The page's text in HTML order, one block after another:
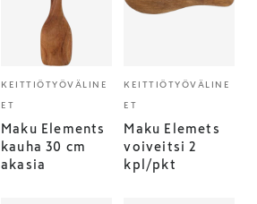
KEITTIÖTYÖVÄLINE
ET
Maku Elements
kauha 30 cm
akasia
KEITTIÖTYÖVÄLINE
ET
Maku Elemets
voiveitsi 2
kpl/pkt